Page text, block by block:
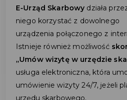
E-Urząd Skarbowy działa
niego korzystać z dowolnego
urządzenia połączonego z
Istnieje również możliwość
„Umów wizytę w urzędzie
usługa elektroniczna, która
umówienie wizyty 24/7, jeżeli
urzędu skarbowego.